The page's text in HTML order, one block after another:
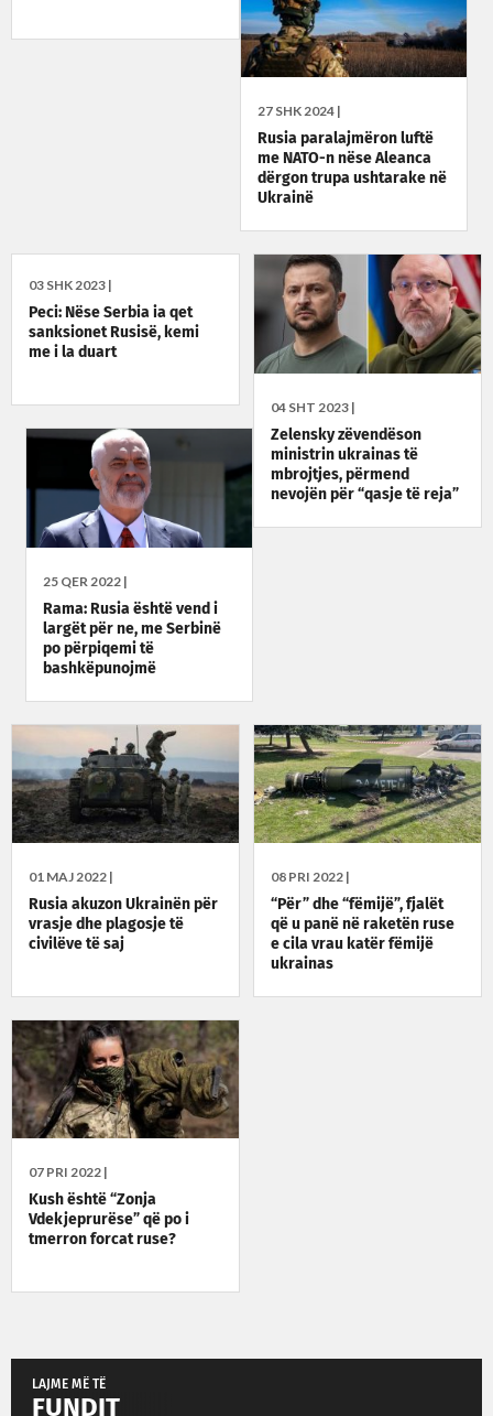
27 SHK 2024 |
Rusia paralajmëron luftë
me NATO-n nëse Aleanca
dërgon trupa ushtarake në
Ukrainë
04 SHT 2023 |
Zelensky zëvendëson
ministrin ukrainas të
mbrojtjes, përmend
nevojën për “qasje të reja”
03 SHK 2023 |
Peci: Nëse Serbia ia qet
sanksionet Rusisë, kemi
me i la duart
25 QER 2022 |
Rama: Rusia është vend i
largët për ne, me Serbinë
po përpiqemi të
bashkëpunojmë
01 MAJ 2022 |
Rusia akuzon Ukrainën për
vrasje dhe plagosje të
civilëve të saj
08 PRI 2022 |
“Për” dhe “fëmijë”, fjalët
që u panë në raketën ruse
e cila vrau katër fëmijë
ukrainas
07 PRI 2022 |
Kush është “Zonja
Vdekjeprurëse” që po i
tmerron forcat ruse?
LAJME MË TË
FUNDIT